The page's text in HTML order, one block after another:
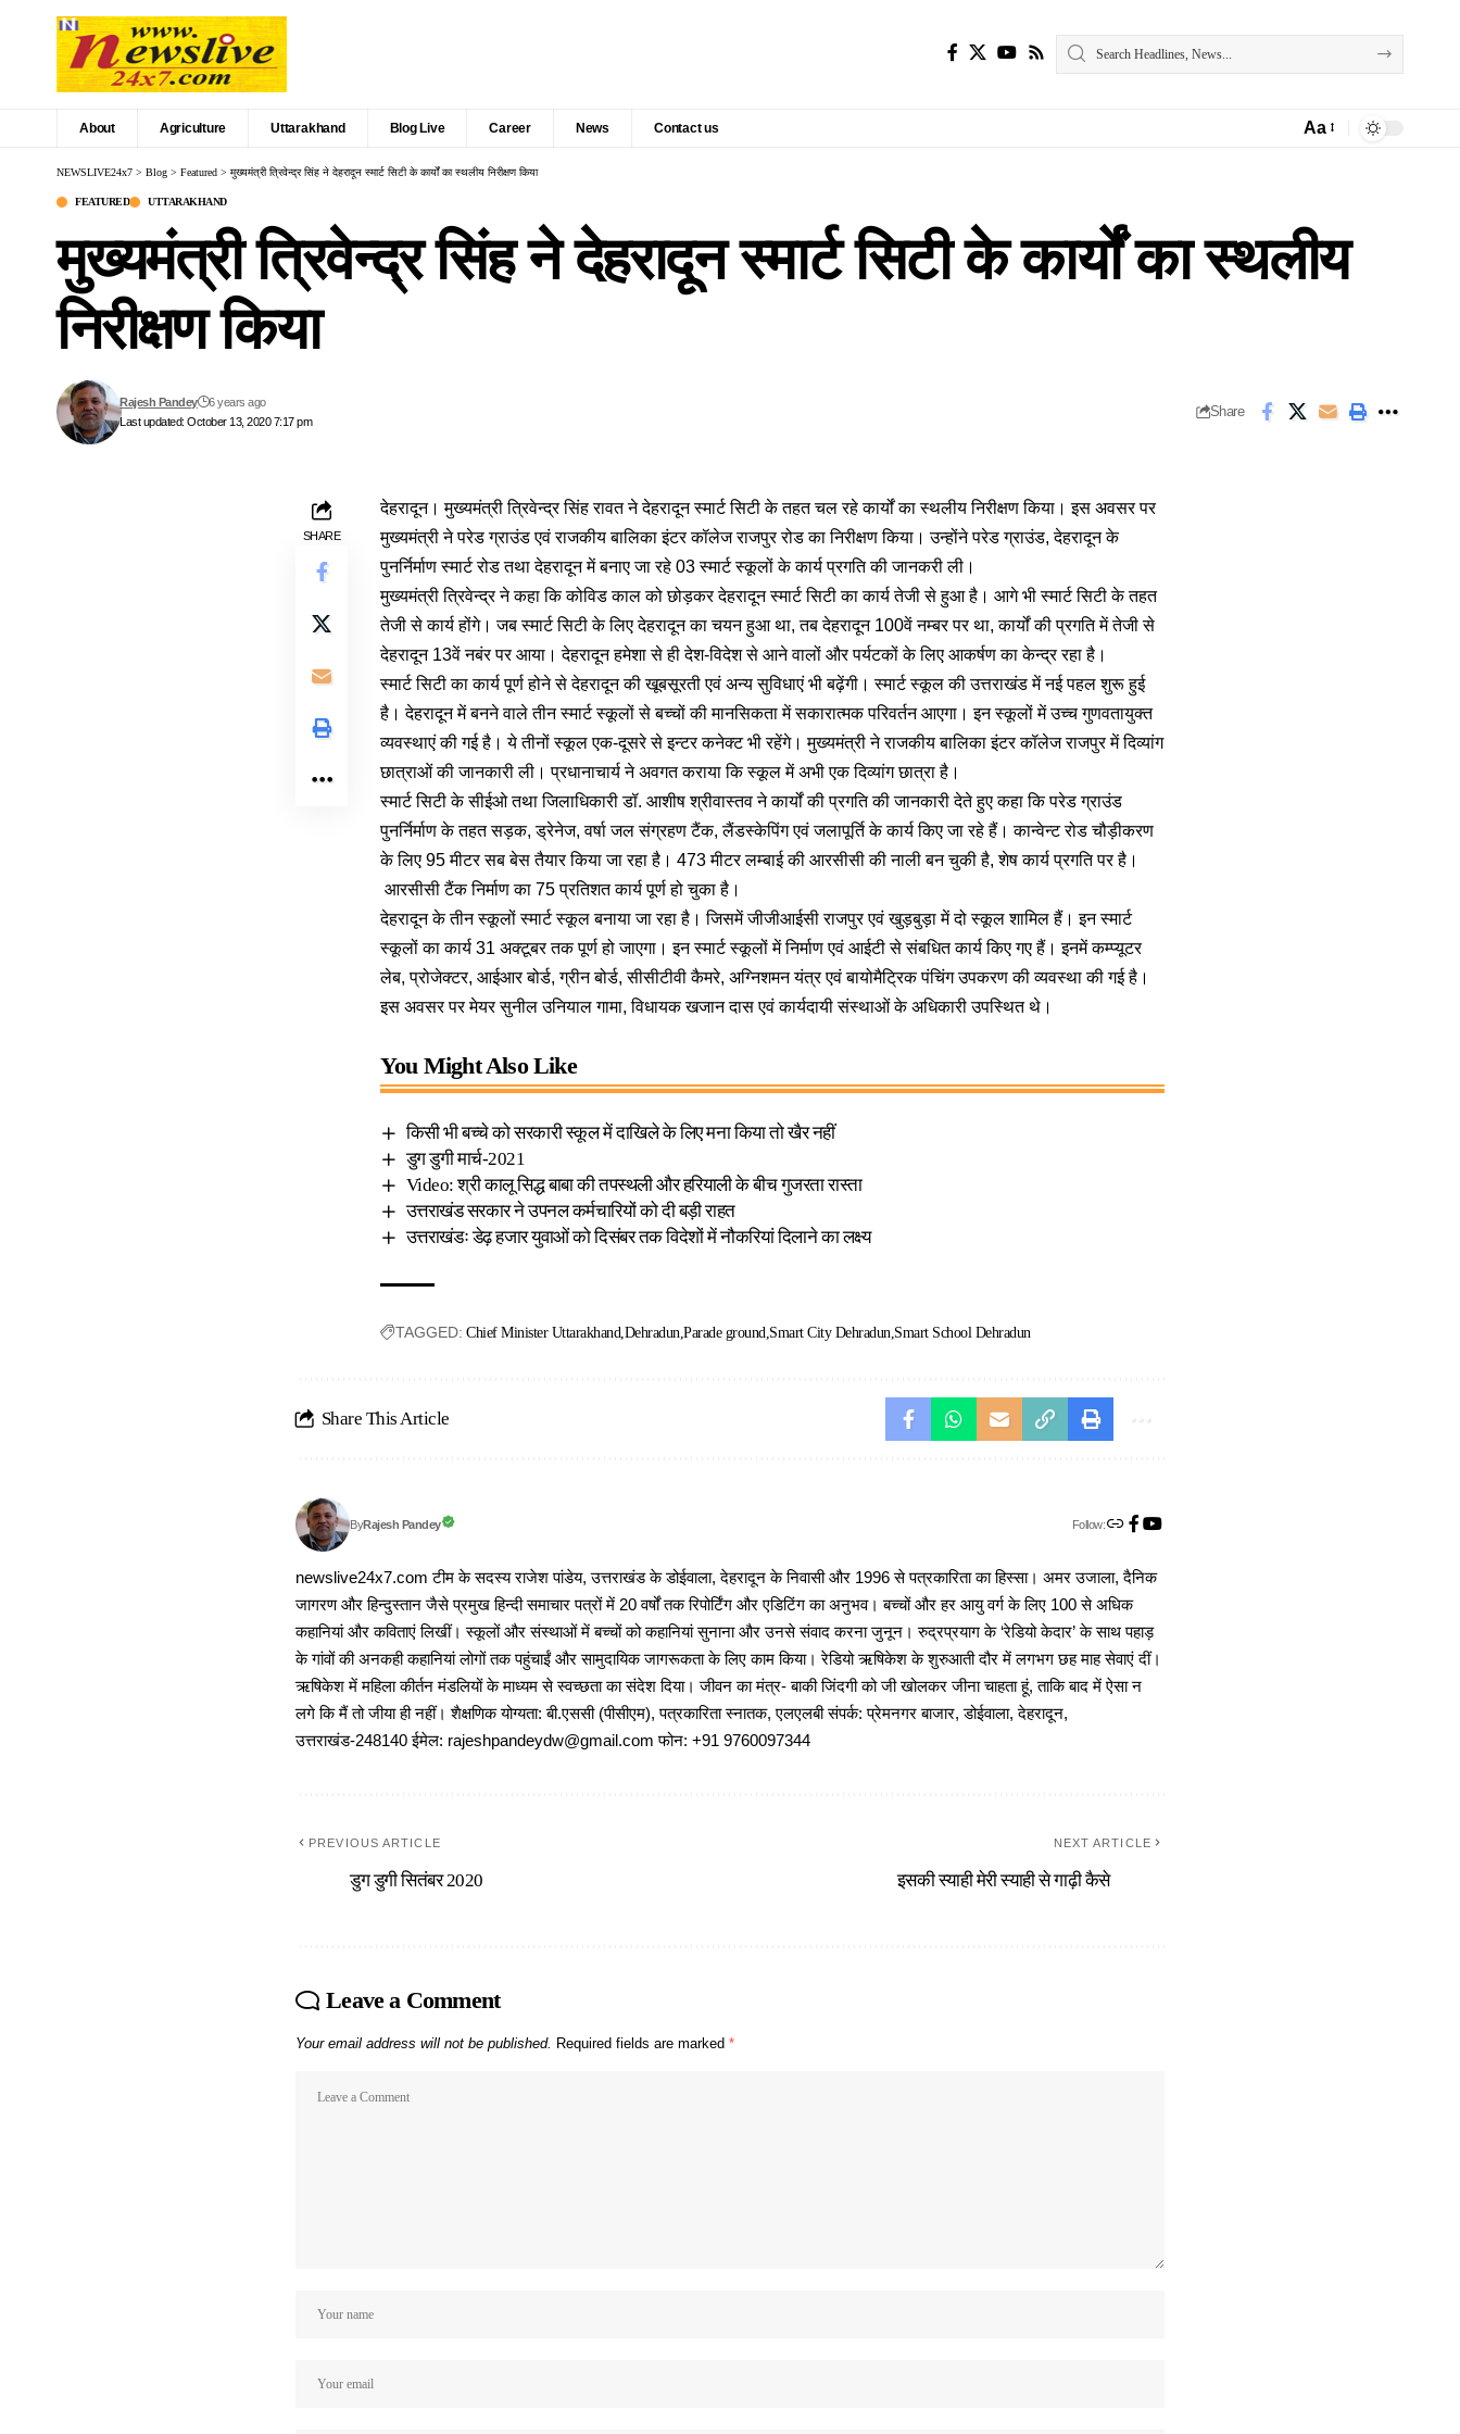
About Agriculture Uttarakhand Blog Live Career News Contact us Aa
NEWSLIVE24x7 > Blog > Featured > मुख्यमंत्री त्रिवेन्द्र सिंह ने देहरादून स्मार्ट सिटी के कार्यों का स्थलीय निरीक्षण किया
FEATURED UTTARAKHAND
मुख्यमंत्री त्रिवेन्द्र सिंह ने देहरादून स्मार्ट सिटी के कार्यों का स्थलीय
निरीक्षण किया
Last updated: October 13, 2020 7:17 pm
Rajesh Pandey 6 years ago
Share
SHARE
देहरादून। मुख्यमंत्री त्रिवेन्द्र सिंह रावत ने देहरादून स्मार्ट सिटी के तहत चल रहे कार्यों का स्थलीय निरीक्षण किया। इस अवसर पर
मुख्यमंत्री ने परेड ग्राउंड एवं राजकीय बालिका इंटर कॉलेज राजपुर रोड का निरीक्षण किया। उन्होंने परेड ग्राउंड, देहरादून के
पुनर्निर्माण स्मार्ट रोड तथा देहरादून में बनाए जा रहे 03 स्मार्ट स्कूलों के कार्य प्रगति की जानकरी ली।
मुख्यमंत्री त्रिवेन्द्र ने कहा कि कोविड काल को छोड़कर देहरादून स्मार्ट सिटी का कार्य तेजी से हुआ है। आगे भी स्मार्ट सिटी के तहत
तेजी से कार्य होंगे। जब स्मार्ट सिटी के लिए देहरादून का चयन हुआ था, तब देहरादून 100वें नम्बर पर था, कार्यों की प्रगति में तेजी से
देहरादून 13वें नबंर पर आया। देहरादून हमेशा से ही देश-विदेश से आने वालों और पर्यटकों के लिए आकर्षण का केन्द्र रहा है।
स्मार्ट सिटी का कार्य पूर्ण होने से देहरादून की खूबसूरती एवं अन्य सुविधाएं भी बढ़ेंगी। स्मार्ट स्कूल की उत्तराखंड में नई पहल शुरू हुई
है। देहरादून में बनने वाले तीन स्मार्ट स्कूलों से बच्चों की मानसिकता में सकारात्मक परिवर्तन आएगा। इन स्कूलों में उच्च गुणवतायुक्त
व्यवस्थाएं की गई है। ये तीनों स्कूल एक-दूसरे से इन्टर कनेक्ट भी रहेंगे। मुख्यमंत्री ने राजकीय बालिका इंटर कॉलेज राजपुर में दिव्यांग
छात्राओं की जानकारी ली। प्रधानाचार्य ने अवगत कराया कि स्कूल में अभी एक दिव्यांग छात्रा है।
स्मार्ट सिटी के सीईओ तथा जिलाधिकारी डॉ. आशीष श्रीवास्तव ने कार्यों की प्रगति की जानकारी देते हुए कहा कि परेड ग्राउंड
पुनर्निर्माण के तहत सड़क, ड्रेनेज, वर्षा जल संग्रहण टैंक, लैंडस्केपिंग एवं जलापूर्ति के कार्य किए जा रहे हैं। कान्वेन्ट रोड चौड़ीकरण
के लिए 95 मीटर सब बेस तैयार किया जा रहा है। 473 मीटर लम्बाई की आरसीसी की नाली बन चुकी है, शेष कार्य प्रगति पर है।
आरसीसी टैंक निर्माण का 75 प्रतिशत कार्य पूर्ण हो चुका है।
देहरादून के तीन स्कूलों स्मार्ट स्कूल बनाया जा रहा है। जिसमें जीजीआईसी राजपुर एवं खुड़बुड़ा में दो स्कूल शामिल हैं। इन स्मार्ट
स्कूलों का कार्य 31 अक्टूबर तक पूर्ण हो जाएगा। इन स्मार्ट स्कूलों में निर्माण एवं आईटी से संबधित कार्य किए गए हैं। इनमें कम्प्यूटर
लेब, प्रोजेक्टर, आईआर बोर्ड, ग्रीन बोर्ड, सीसीटीवी कैमरे, अग्निशमन यंत्र एवं बायोमैट्रिक पंचिंग उपकरण की व्यवस्था की गई है।
इस अवसर पर मेयर सुनील उनियाल गामा, विधायक खजान दास एवं कार्यदायी संस्थाओं के अधिकारी उपस्थित थे।
You Might Also Like
किसी भी बच्चे को सरकारी स्कूल में दाखिले के लिए मना किया तो खैर नहीं
डुग डुगी मार्च-2021
Video: श्री कालू सिद्ध बाबा की तपस्थली और हरियाली के बीच गुजरता रास्ता
उत्तराखंड सरकार ने उपनल कर्मचारियों को दी बड़ी राहत
उत्तराखंडः डेढ़ हजार युवाओं को दिसंबर तक विदेशों में नौकरियां दिलाने का लक्ष्य
TAGGED: Chief Minister Uttarakhand Dehradun Parade ground Smart City Dehradun Smart School Dehradun
Share This Article
ByRajesh Pandey Follow:
newslive24x7.com टीम के सदस्य राजेश पांडेय, उत्तराखंड के डोईवाला, देहरादून के निवासी और 1996 से पत्रकारिता का हिस्सा। अमर उजाला, दैनिक
जागरण और हिन्दुस्तान जैसे प्रमुख हिन्दी समाचार पत्रों में 20 वर्षों तक रिपोर्टिंग और एडिटिंग का अनुभव। बच्चों और हर आयु वर्ग के लिए 100 से अधिक
कहानियां और कविताएं लिखीं। स्कूलों और संस्थाओं में बच्चों को कहानियां सुनाना और उनसे संवाद करना जुनून। रुद्रप्रयाग के ‘रेडियो केदार’ के साथ पहाड़
के गांवों की अनकही कहानियां लोगों तक पहुंचाईं और सामुदायिक जागरूकता के लिए काम किया। रेडियो ऋषिकेश के शुरुआती दौर में लगभग छह माह सेवाएं दीं।
ऋषिकेश में महिला कीर्तन मंडलियों के माध्यम से स्वच्छता का संदेश दिया। जीवन का मंत्र- बाकी जिंदगी को जी खोलकर जीना चाहता हूं, ताकि बाद में ऐसा न
लगे कि मैं तो जीया ही नहीं। शैक्षणिक योग्यता: बी.एससी (पीसीएम), पत्रकारिता स्नातक, एलएलबी संपर्क: प्रेमनगर बाजार, डोईवाला, देहरादून,
उत्तराखंड-248140 ईमेल: rajeshpandeydw@gmail.com फोन: +91 9760097344
PREVIOUS ARTICLE
डुग डुगी सितंबर 2020
NEXT ARTICLE
इसकी स्याही मेरी स्याही से गाढ़ी कैसे
Leave a Comment
Your email address will not be published. Required fields are marked *